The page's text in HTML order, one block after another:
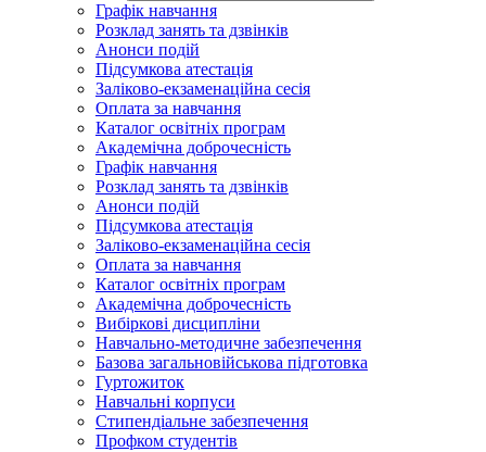
Графік навчання
Розклад занять та дзвінків
Анонси подій
Підсумкова атестація
Заліково-екзаменаційна сесія
Оплата за навчання
Каталог освітніх програм
Академічна доброчесність
Графік навчання
Розклад занять та дзвінків
Анонси подій
Підсумкова атестація
Заліково-екзаменаційна сесія
Оплата за навчання
Каталог освітніх програм
Академічна доброчесність
Вибіркові дисципліни
Навчально-методичне забезпечення
Базова загальновійськова підготовка
Гуртожиток
Навчальні корпуси
Стипендіальне забезпечення
Профком студентів